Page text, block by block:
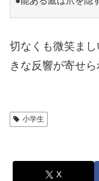
切なくも微笑ま
きな反響が寄せら
小学生
X